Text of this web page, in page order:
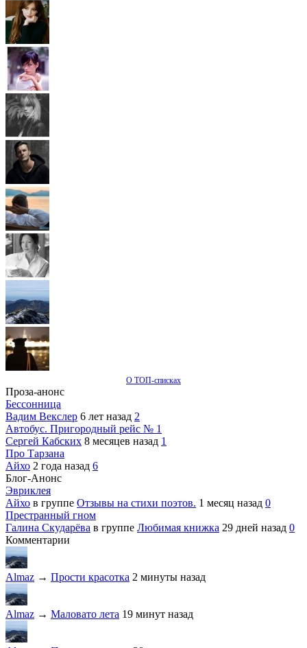
О ТОП-списках
Проза-анонс
Бессонница
Вадим Векслер 6 лет назад 2
Автобус. Пригородный рейс № 1
Сергей Кабских 8 месяцев назад 1
Про Тарзана
Айхо 2 года назад 6
Блог-Анонс
Эвриклея
Айхо в группе Отзывы на стихи поэтов. 1 месяц назад 0
Престранный гном
Галина Скударёва в группе Любимая книжка 29 дней назад 0
Комментарии
Almaz → Прости красотка 2 минуты назад
Almaz → Маловато лета 19 минут назад